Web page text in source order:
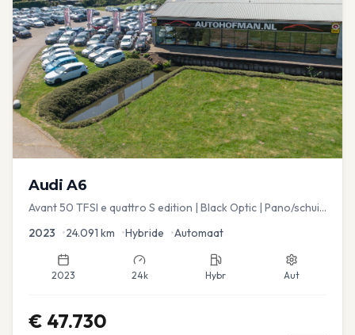
Audi A6
Avant 50 TFSI e quattro S edition | Black Optic | Pano/schuif
2023 •24.091 km •Hybride •Automaat
2023 24k Hybr Aut
€ 47.730